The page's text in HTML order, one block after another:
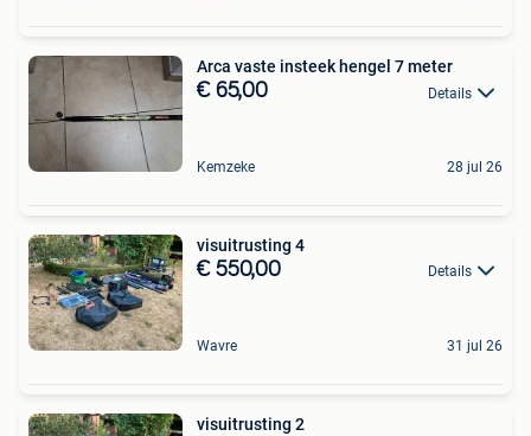
Arca vaste insteek hengel 7 meter
€ 65,00 Details
Kemzeke 28 jul 26
visuitrusting 4
€ 550,00 Details
Wavre 31 jul 26
visuitrusting 2